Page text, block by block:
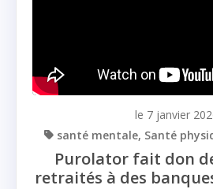
le 7 janvier
santé mentale Santé
Purolator fait don
retraités à des